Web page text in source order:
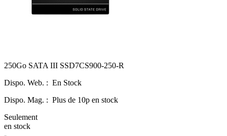
250Go SATA III SSD7CS900-250-R
Dispo. Web. : En Stock
Dispo. Mag. : Plus de 10p en stock
Seulement
en stock